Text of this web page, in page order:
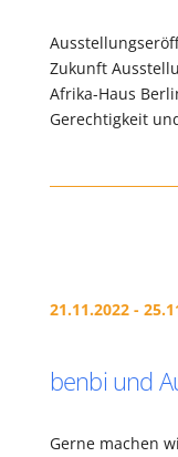
Zukunft
Afrika-Haus
Gerechtigkeit
21.11.2022 -
benbi und
Gerne machen